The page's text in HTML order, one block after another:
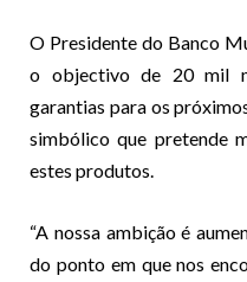
O Presidente do Banco
o objectivo de 20 mil
garantias para os
simbólico que pretende
estes produtos.
“A nossa ambição é
do ponto em que nos